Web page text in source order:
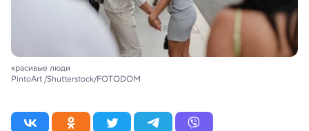
красивые люди
PintoArt /Shutterstock/FOTODOM